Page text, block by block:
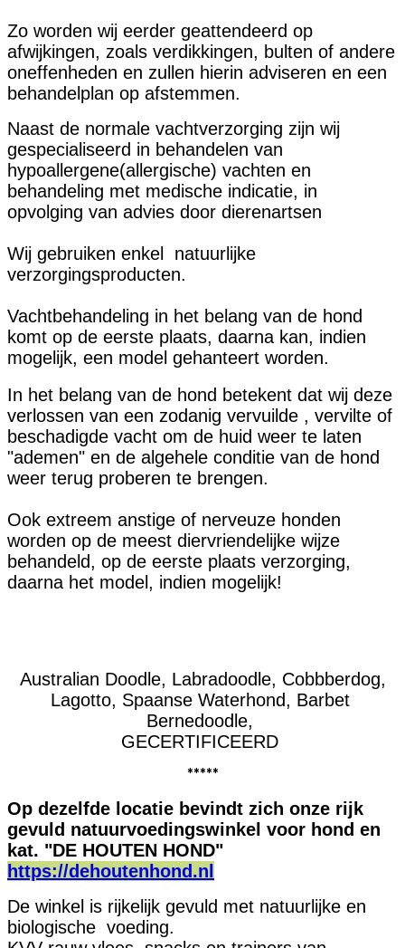
Zo worden wij eerder geattendeerd op
afwijkingen, zoals verdikkingen, bulten of andere
oneffenheden en zullen hierin adviseren en een
behandelplan op afstemmen.
Naast de normale vachtverzorging zijn wij
gespecialiseerd in behandelen van
hypoallergene(allergische) vachten en
behandeling met medische indicatie, in
opvolging van advies door dierenartsen
Wij gebruiken enkel natuurlijke
verzorgingsproducten.
Vachtbehandeling in het belang van de hond
komt op de eerste plaats, daarna kan, indien
mogelijk, een model gehanteert worden.
In het belang van de hond betekent dat wij deze
verlossen van een zodanig vervuilde , vervilte of
beschadigde vacht om de huid weer te laten
"ademen" en de algehele conditie van de hond
weer terug proberen te brengen.
Ook extreem anstige of nerveuze honden
worden op de meest diervriendelijke wijze
behandeld, op de eerste plaats verzorging,
daarna het model, indien mogelijk!
Australian Doodle, Labradoodle, Cobbberdog,
Lagotto, Spaanse Waterhond, Barbet
Bernedoodle,
GECERTIFICEERD
*****
Op dezelfde locatie bevindt zich onze rijk
gevuld natuurvoedingswinkel voor hond en
kat. "DE HOUTEN HOND"
https://dehoutenhond.nl
De winkel is rijkelijk gevuld met natuurlijke en
biologische voeding.